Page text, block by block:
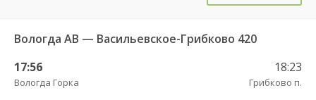
Вологда АВ — Васильевское-Грибково 420
17:56
Вологда Горка
18:23
Грибково п.